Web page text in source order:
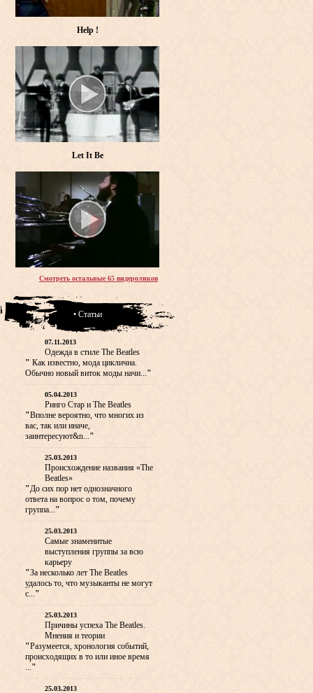
Help !
Let It Be
Смотреть остальные 65 видероликов
• Статьи
07.11.2013
Одежда в стиле The Beatles
" Как известно, мода циклична.
Обычно новый виток моды начи..."
05.04.2013
Ринго Стар и The Beatles
"Вполне вероятно, что многих из
вас, так или иначе,
заинтересуют&n..."
25.03.2013
Происхождение названия «The
Beatles»
"До сих пор нет однозначного
ответа на вопрос о том, почему
группа..."
25.03.2013
Самые знаменитые
выступления группы за всю
карьеру
"За несколько лет The Beatles
удалось то, что музыканты не могут
с..."
25.03.2013
Причины успеха The Beatles.
Мнения и теории
"Разумеется, хронология событий,
происходящих в то или иное время
..."
25.03.2013